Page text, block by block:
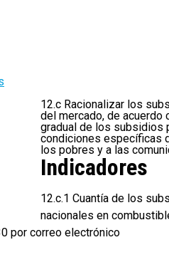
12.c Racionalizar los
del mercado, de
gradual de los subsidios
condiciones específicas
los pobres y a las
Indicadores
12.c.1 Cuantía de los
nacionales en
por correo electrónico